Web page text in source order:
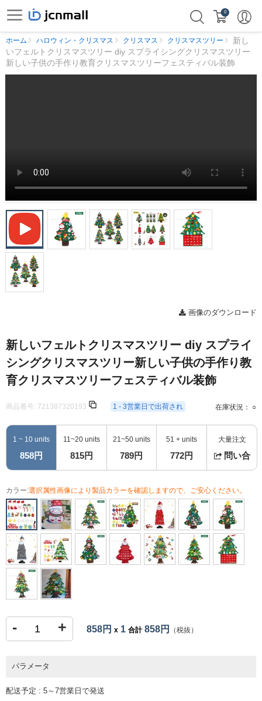
0
ホーム ハロウィン・クリスマス クリスマス クリスマスツリー
新し
いフェルトクリスマスツリー diy スプライシングクリスマスツリー
新しい子供の手作り教育クリスマスツリーフェスティバル装飾
画像のダウンロード
新しいフェルトクリスマスツリー diy スプライ
シングクリスマスツリー新しい子供の手作り教
育クリスマスツリーフェスティバル装飾
商品番号: 721387320193 1 - 3営業日で出荷され 在庫状況： ○
1 ~ 10 units
858円
11~20 units
815円
21~50 units
789円
51 + units
772円
大量注文
問い合
カラー:選択属性画像により製品カラーを確認しますので、ご安心ください。
- + 858円 x 1 合計858円 （税抜）
パラメータ
配送予定 : 5～7営業日で発送